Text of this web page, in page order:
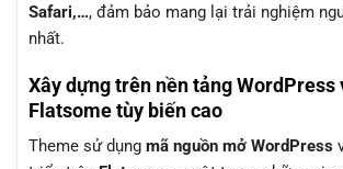
Safari,…, đảm bảo mang lại trải nghiệm
nhất.
Xây dựng trên nền tảng WordPress
Flatsome tùy biến cao
Theme sử dụng mã nguồn mở WordPress